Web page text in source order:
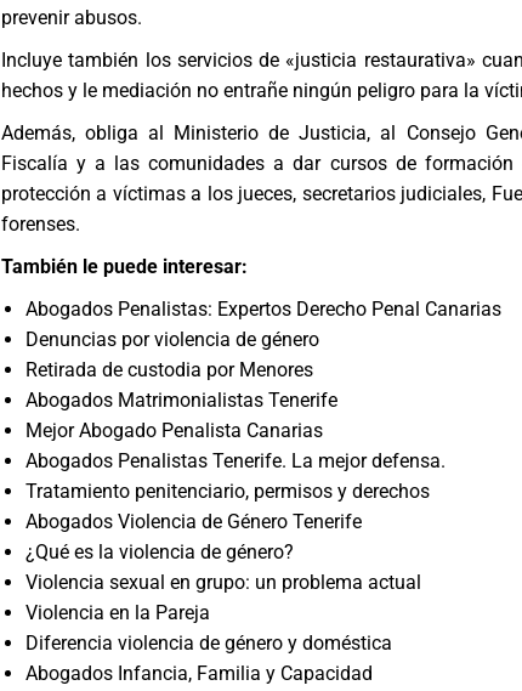
prevenir abusos.
Incluye también los servicios de «justicia restaurativa»
hechos y le mediación no entrañe ningún peligro para la
Además, obliga al Ministerio de Justicia, al Consejo
Fiscalía y a las comunidades a dar cursos de formación
protección a víctimas a los jueces, secretarios judiciales,
forenses.
También le puede interesar:
Abogados Penalistas: Expertos Derecho Penal Canarias
Denuncias por violencia de género
Retirada de custodia por Menores
Abogados Matrimonialistas Tenerife
Mejor Abogado Penalista Canarias
Abogados Penalistas Tenerife. La mejor defensa.
Tratamiento penitenciario, permisos y derechos
Abogados Violencia de Género Tenerife
¿Qué es la violencia de género?
Violencia sexual en grupo: un problema actual
Violencia en la Pareja
Diferencia violencia de género y doméstica
Abogados Infancia, Familia y Capacidad